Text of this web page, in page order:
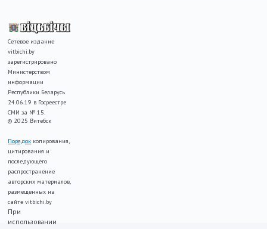
Сетевое издание
vitbichi.by
зарегистрировано
Министерством
информации
Республики Беларусь
24.06.19 в Госреестре
СМИ за № 15.
© 2025 Витебск
Порядок копирования,
цитирования и
последующего
распространение
авторских материалов,
размещенных на
сайте vitbichi.by
При
использовании